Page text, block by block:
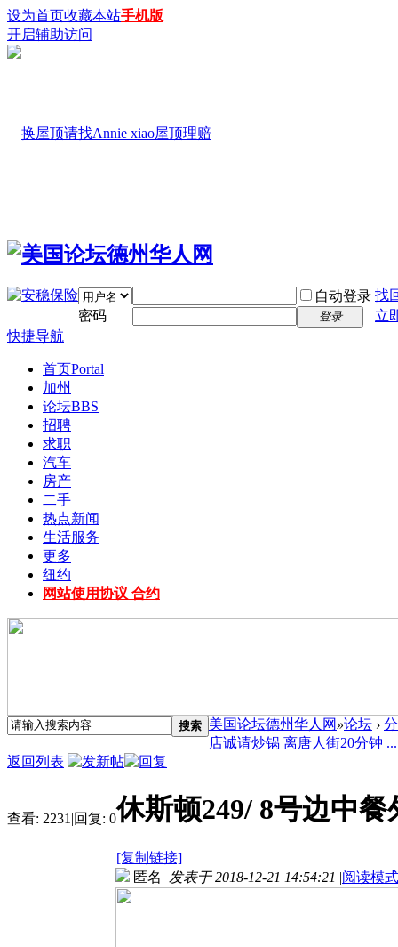
设为首页收藏本站手机版
开启辅助访问
自动登录 找
密码
登录
立
快捷导航
首页Portal
加州
论坛BBS
招聘
求职
汽车
房产
二手
热点新闻
生活服务
更多
纽约
网站使用协议 合约
搜索 美国论坛德州华人网 »论坛 ›
店诚请炒锅 离唐人街20分钟 ...
返回列表
查看: 2231 |回复: 0休斯顿249/ 8号边中
[复制链接]
匿名 发表于 2018-12-21 14:54:21 |阅读模式